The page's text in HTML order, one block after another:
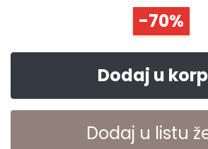
-70%
Dodaj u
Dodaj u listu